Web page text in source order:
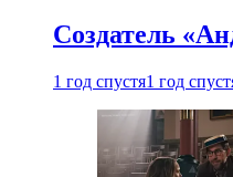
Создатель
1 год спустя1 год